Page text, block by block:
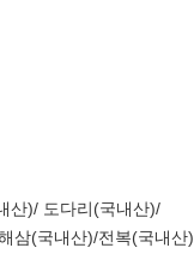
산)/ 도다리(국내산)/
삼(국내산)/전복(국내산)